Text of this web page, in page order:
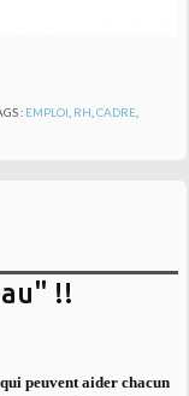
: EMPLOI RH ,CADRE
!!
peuvent aider chacun